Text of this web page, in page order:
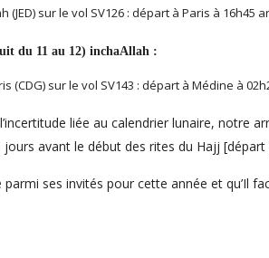
(JED) sur le vol SV126 : départ à Paris à 16h45
du 11 au 12) inchaAllah :
(CDG) sur le vol SV143 : départ à Médine à
liée au calendrier lunaire, notre
jours avant le début des rites du Hajj
parmi ses invités pour cette année et qu’Il